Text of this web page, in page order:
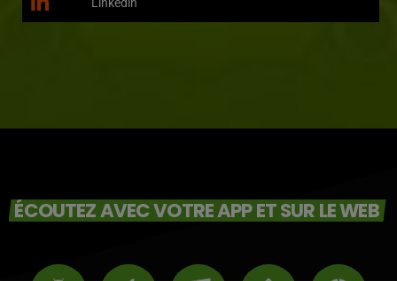
ÉCOUTEZ AVEC VOTRE APP ET SUR LE WEB